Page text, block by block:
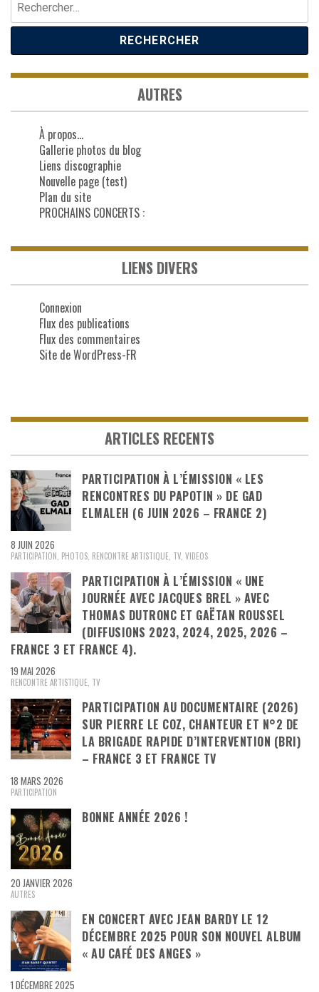
AUTRES
À propos…
Gallerie photos du blog
Liens discographie
Nouvelle page (test)
Plan du site
PROCHAINS CONCERTS :
LIENS DIVERS
Connexion
Flux des publications
Flux des commentaires
Site de WordPress-FR
ARTICLES RECENTS
PARTICIPATION À L’ÉMISSION « LES
RENCONTRES DU PAPOTIN » DE GAD
ELMALEH (6 JUIN 2026 – FRANCE 2)
8 JUIN 2026
PARTICIPATION PHOTOS RENCONTRE ARTISTIQUE TV VIDEOS
PARTICIPATION À L’ÉMISSION « UNE
JOURNÉE AVEC JACQUES BREL » AVEC
THOMAS DUTRONC ET GAËTAN ROUSSEL
(DIFFUSIONS 2023, 2024, 2025, 2026 –
FRANCE 3 ET FRANCE 4).
19 MAI 2026
RENCONTRE ARTISTIQUE, TV
PARTICIPATION AU DOCUMENTAIRE (2026)
SUR PIERRE LE COZ, CHANTEUR ET N°2 DE
LA BRIGADE RAPIDE D’INTERVENTION (BRI)
– FRANCE 3 ET FRANCE TV
18 MARS 2026
PARTICIPATION
BONNE ANNÉE 2026 !
20 JANVIER 2026
AUTRES
EN CONCERT AVEC JEAN BARDY LE 12
DÉCEMBRE 2025 POUR SON NOUVEL ALBUM
« AU CAFÉ DES ANGES »
1 DÉCEMBRE 2025